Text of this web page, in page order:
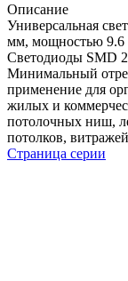
Описание
Универсальная
мм, мощностью 9.6
Светодиоды SMD
Минимальный
применение для
жилых и
потолочных ниш,
потолков,
Страница серии